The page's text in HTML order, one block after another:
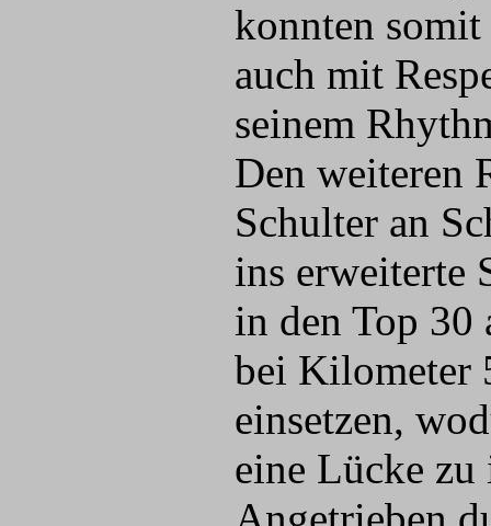
konnten
auch mit
seinem
Den weiteren
Schulter an
ins erweiterte
in den Top 30
bei Kilometer
einsetzen,
eine Lücke zu